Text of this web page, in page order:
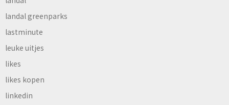
landal greenparks
lastminute
leuke uitjes
likes
likes kopen
linkedin